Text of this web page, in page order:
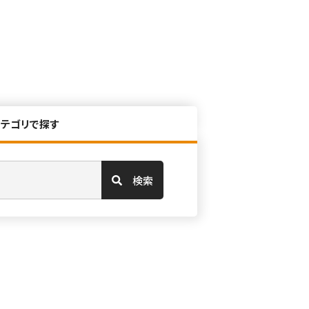
ゴリで探す
検索